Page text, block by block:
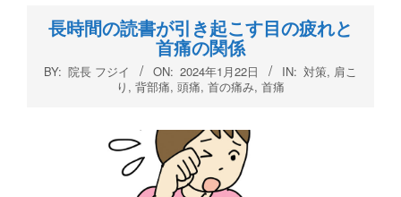
長時間の読書が引き起こす目の疲れと
首痛の関係
BY: 院長 フジイ ON: 2024年1月22日 IN: 対策, 肩こ
り , 背部痛, 頭痛, 首の痛み, 首痛